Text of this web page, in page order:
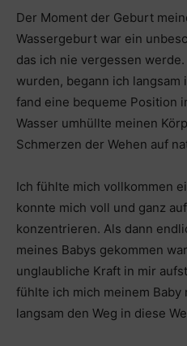
Der Moment der Geburt
Wassergeburt war ein
das ich nie vergessen
wurden, begann ich langsam
fand eine bequeme Position
Wasser umhüllte meinen
Schmerzen der Wehen auf
Ich fühlte mich vollkommen
konnte mich voll und ganz
konzentrieren. Als dann
meines Babys gekommen
unglaubliche Kraft in mir
fühlte ich mich meinem
langsam den Weg in diese